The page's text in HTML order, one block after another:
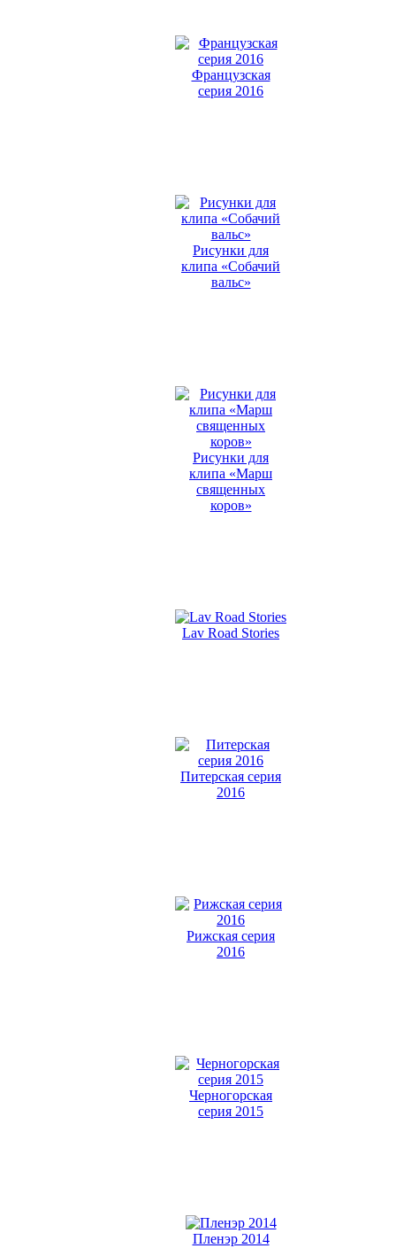
Французская
серия 2016
Рисунки для
клипа «Собачий
вальс»
Рисунки для
клипа «Марш
священных
коров»
Lav Road Stories
Питерская серия
2016
Рижская серия
2016
Черногорская
серия 2015
Пленэр 2014